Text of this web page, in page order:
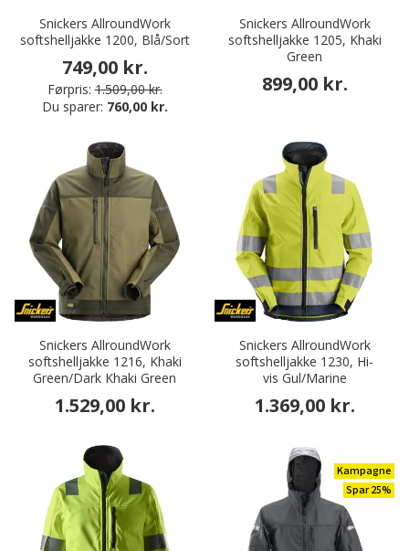
Snickers AllroundWork
softshelljakke 1200, Blå/Sort
749,00 kr.
Førpris: 1.509,00 kr.
Du sparer: 760,00 kr.
Snickers AllroundWork
softshelljakke 1205, Khaki
Green
899,00 kr.
Snickers AllroundWork
softshelljakke 1216, Khaki
Green/Dark Khaki Green
1.529,00 kr.
Snickers AllroundWork
softshelljakke 1230, Hi-
vis Gul/Marine
1.369,00 kr.
Kampagne
Spar 25%